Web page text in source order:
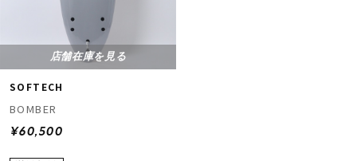
店舗在庫を見る
SOFTECH
BOMBER
¥60,500